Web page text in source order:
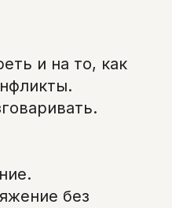
и на то, как
без